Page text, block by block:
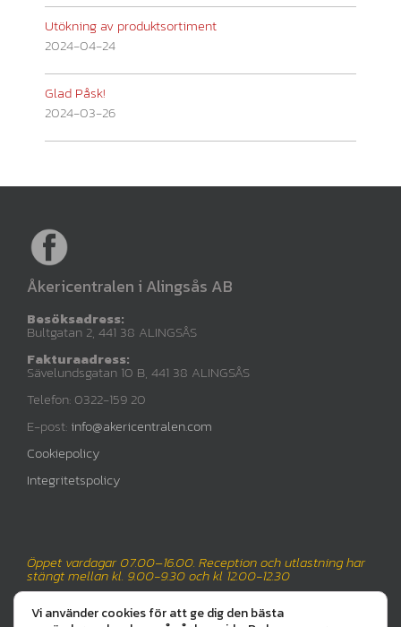
Utökning av produktsortiment
2024-04-24
Glad Påsk!
2024-03-26
Åkericentralen i Alingsås AB
Besöksadress:
Bultgatan 2, 441 38 ALINGSÅS
Fakturaadress:
Sävelundsgatan 10 B, 441 38 ALINGSÅS
Telefon: 0322-159 20
E-post: info@akericentralen.com
Cookiepolicy
Integritetspolicy
Öppet vardagar 07.00–16.00. Reception och utlastning har
stängt mellan kl. 9.00-9.30 och kl 12.00-12.30
Vi använder cookies för att ge dig den bästa